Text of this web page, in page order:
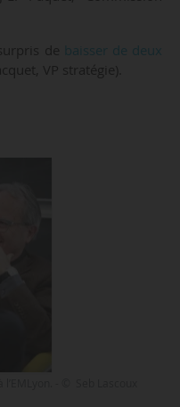
de
baisser de deux
VP stratégie).